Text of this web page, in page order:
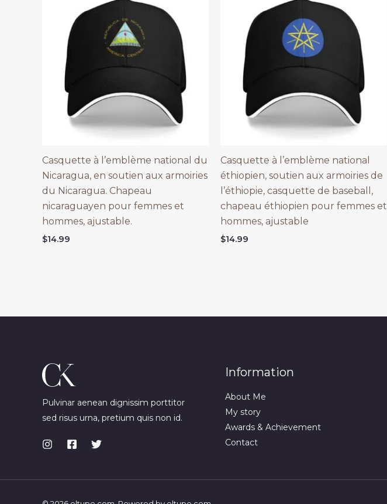
Casquette à l’emblème national du
Nicaragua, en soutien aux armoiries
du Nicaragua. Chapeau
nicaraguayen pour femmes et
hommes, ajustable.
$14.99
Casquette à l’emblème national
éthiopien, soutien aux armoiries de
l’éthiopie, casquette de baseball,
chapeau éthiopien pour femmes et
hommes, ajustable
$14.99
Pulvinar aenean dignissim porttitor
sed risus urna, pretium quis non id.
Information
About Me
My story
Awards & Achievement
Contact